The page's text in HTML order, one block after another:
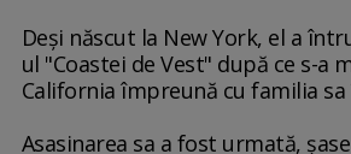
Deşi născut la New York, el a
ul "Coastei de Vest" după ce s-a
California împreună cu familia sa
Asasinarea sa a fost urmată,